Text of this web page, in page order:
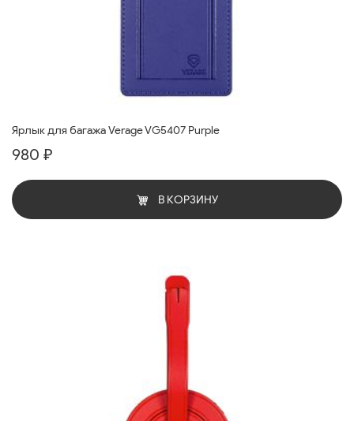
Ярлык для багажа Verage VG5407 Purple
980 ₽
В КОРЗИНУ